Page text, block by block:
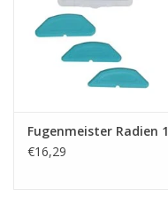
Fugenmeister Radien 1
€16,29